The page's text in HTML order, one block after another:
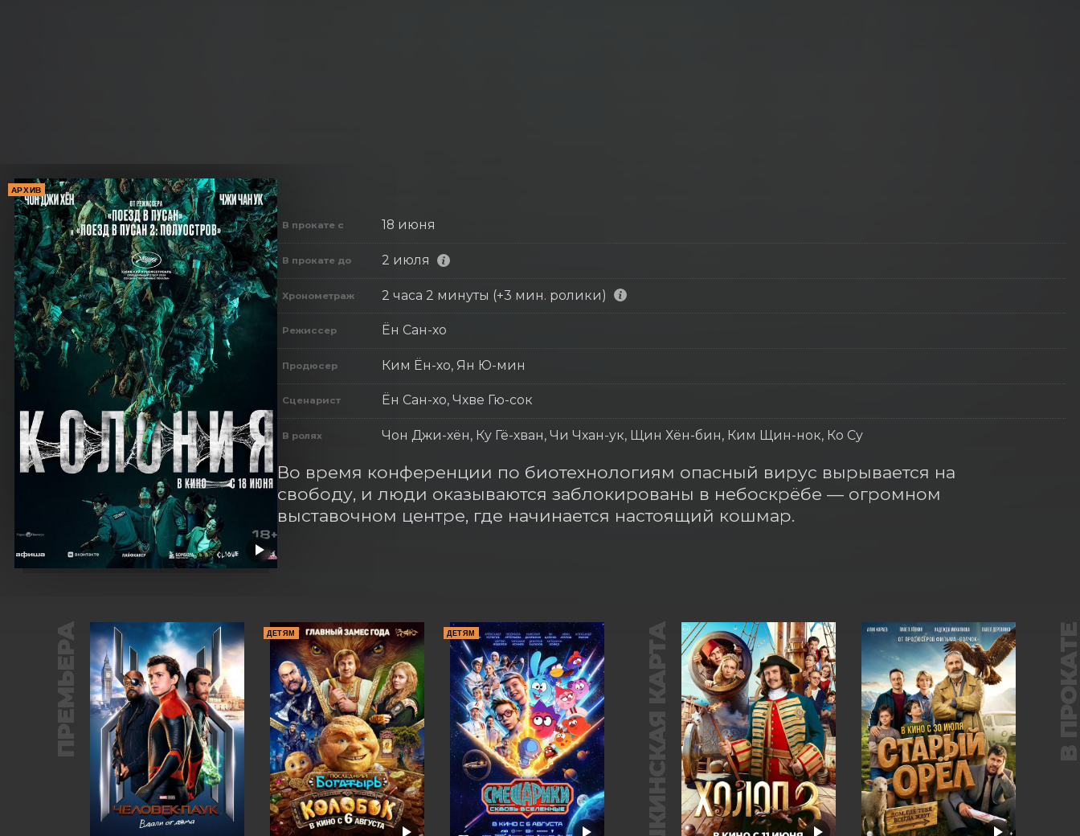
АРХИВ
В прокате с 18 июня
В прокате до 2 июля
Хронометраж 2 часа 2 минуты (+3 мин. ролики)
Режиссер Ён Сан-хо
Продюсер Ким Ён-хо, Ян Ю-мин
Сценарист Ён Сан-хо, Чхве Гю-сок
В ролях Чон Джи-хён, Ку Гё-хван, Чи Чхан-ук, Щин Хён-бин, Ким Щин-нок, Ко Су
Во время конференции по биотехнологиям опасный вирус вырывается на
свободу, и люди оказываются заблокированы в небоскрёбе — огромном
выставочном центре, где начинается настоящий кошмар.
ПРЕМЬЕРА ДЕТЯМ ДЕТЯМ ПУШКИНСКАЯ КАРТА В